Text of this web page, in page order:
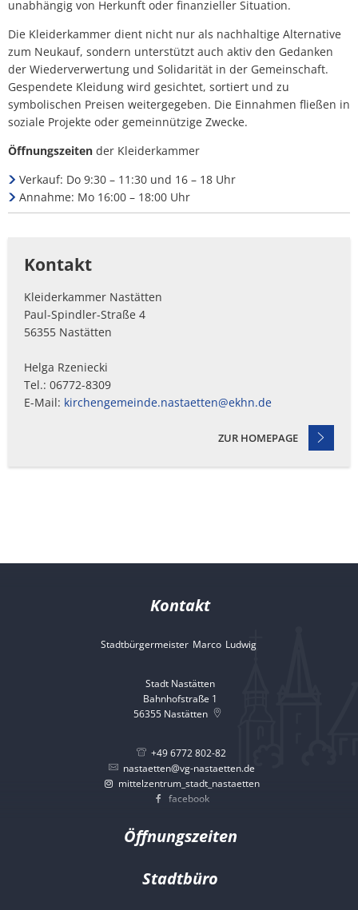
finanziellen
Mitteln
die
Möglichkeit
bietet,
gut
erhaltene
Second-
Kleidung
günstigen
erwerben.
Bedarf
unabhängig von Herkunft oder finanzieller Situation.
Die Kleiderkammer dient nicht nur als nachhaltige Alternative
zum Neukauf, sondern unterstützt auch aktiv den Gedanken
der Wiederverwertung und Solidarität in der Gemeinschaft.
Gespendete Kleidung wird gesichtet, sortiert und zu
symbolischen Preisen weitergegeben. Die Einnahmen fließen in
soziale Projekte oder gemeinnützige Zwecke.
Öffnungszeiten der Kleiderkammer
Verkauf: Do 9:30 – 11:30 und 16 – 18 Uhr
Annahme: Mo 16:00 – 18:00 Uhr
Kontakt
Kleiderkammer Nastätten
Paul-Spindler-Straße 4
56355 Nastätten
Helga Rzeniecki
Tel.: 06772-8309
E-Mail: kirchengemeinde.nastaetten@ekhn.de
ZUR HOMEPAGE
Kontakt
Stadtbürgermeister Marco Ludwig
Stadt Nastätten
Bahnhofstraße 1
56355 Nastätten
+49 6772 802-82
nastaetten@vg-nastaetten.de
mittelzentrum_stadt_nastaetten
facebook
Öffnungszeiten
Stadtbüro